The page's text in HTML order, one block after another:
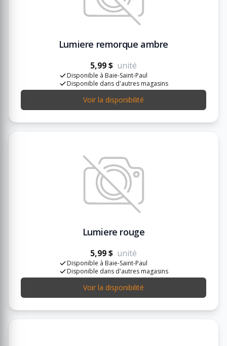
Lumiere remorque ambre
5,99 $ unité
Disponible à Baie-Saint-Paul
Disponible dans d'autres magasins
Voir la disponibilité
Lumiere rouge
5,99 $ unité
Disponible à Baie-Saint-Paul
Disponible dans d'autres magasins
Voir la disponibilité